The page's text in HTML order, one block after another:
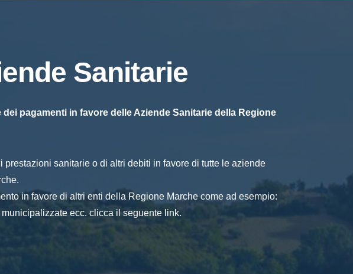
Sanitarie
pagamenti in favore delle Aziende Sanitarie della Regione
prestazioni sanitarie o di altri debiti in favore di tutte le aziende
in favore di altri enti della Regione Marche come ad esempio:
ecc. clicca il seguente link.